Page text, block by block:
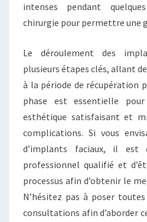
intenses pendant
chirurgie pour permettre une
Le déroulement des
plusieurs étapes clés, allant
à la période de récupération
phase est essentielle
esthétique satisfaisant et
complications. Si vous
d’implants faciaux, il est
professionnel qualifié et
processus afin d’obtenir le
N’hésitez pas à poser
consultations afin d’aborder